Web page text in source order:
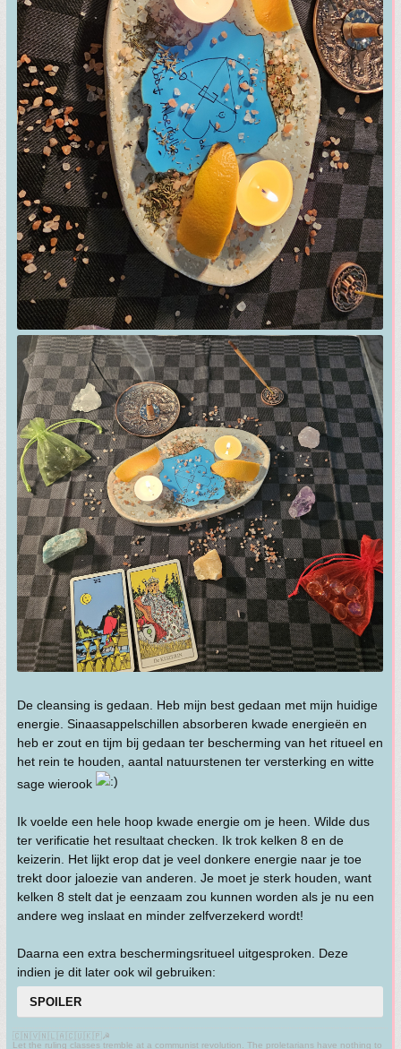
De cleansing is gedaan. Heb mijn best gedaan met mijn huidige
energie. Sinaasappelschillen absorberen kwade energieën en
heb er zout en tijm bij gedaan ter bescherming van het ritueel en
het rein te houden, aantal natuurstenen ter versterking en witte
sage wierook
Ik voelde een hele hoop kwade energie om je heen. Wilde dus
ter verificatie het resultaat checken. Ik trok kelken 8 en de
keizerin. Het lijkt erop dat je veel donkere energie naar je toe
trekt door jaloezie van anderen. Je moet je sterk houden, want
kelken 8 stelt dat je eenzaam zou kunnen worden als je nu een
andere weg inslaat en minder zelfverzekerd wordt!
Daarna een extra beschermingsritueel uitgesproken. Deze
indien je dit later ook wil gebruiken:
SPOILER
🇨🇳🇻🇳🇱🇦🇨🇺🇰🇵☭
Let the ruling classes tremble at a communist revolution. The proletarians have nothing to